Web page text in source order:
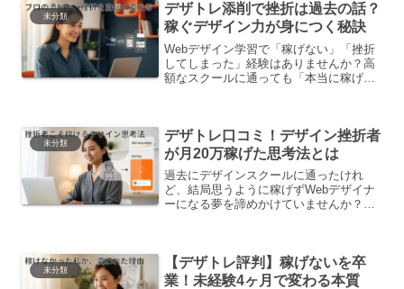
いのか、過去に稼
未分類
デザトレ添削で挫折は過去の話？
稼ぐデザイン力が身につく秘訣
Webデザイン学習で「稼げない」「挫折
してしまった」経験はありませんか？高
額なスクールに通っても「本当に稼げる
では、知識共有プラ
未分類
デザトレ口コミ！デザイン挫折者
が月20万稼げた思考法とは
過去にデザインスクールに通ったけれ
ど、結局思うように稼げずWebデザイナ
ーになる夢を諦めかけていませんか？
ばかりで、理想の収入にはほ
未分類
【デザトレ評判】稼げないを卒
業！未経験4ヶ月で変わる本質